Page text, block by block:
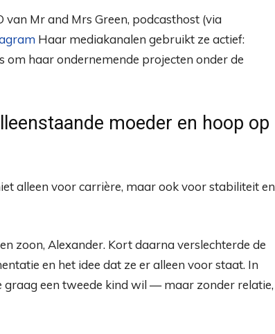
Mr and Mrs Green, podcasthost (via
Haar mediakanalen gebruikt ze actief:
om haar ondernemende projecten onder de
moeder en hoop op
alleen voor carrière, maar ook voor stabiliteit en
zoon, Alexander. Kort daarna verslechterde de
en het idee dat ze er alleen voor staat. In
een tweede kind wil — maar zonder relatie,